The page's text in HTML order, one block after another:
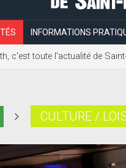
INFORMATIONS
c'est toute l'actualité de
CULTURE /